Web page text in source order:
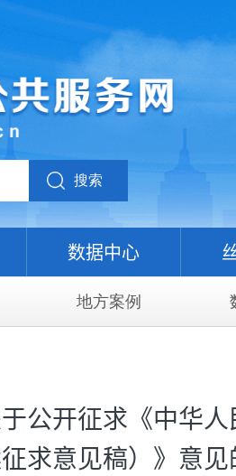
搜索
数据中心
地方案例
公开征求《中华
求意见稿）》意见